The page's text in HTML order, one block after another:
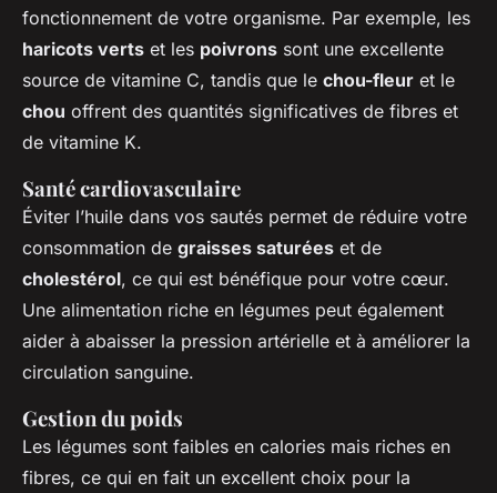
fonctionnement de votre organisme. Par exemple, les
haricots verts et les poivrons sont une excellente
source de vitamine C, tandis que le chou-fleur et le
chou offrent des quantités significatives de fibres et
de vitamine K.
Santé cardiovasculaire
Éviter l’huile dans vos sautés permet de réduire votre
consommation de graisses saturées et de
cholestérol, ce qui est bénéfique pour votre cœur.
Une alimentation riche en légumes peut également
aider à abaisser la pression artérielle et à améliorer la
circulation sanguine.
Gestion du poids
Les légumes sont faibles en calories mais riches en
fibres, ce qui en fait un excellent choix pour la